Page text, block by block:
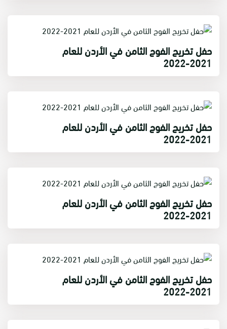
حفل تخريج الفوج الثامن في الأردن للعام
2021-2022
حفل تخريج الفوج الثامن في الأردن للعام
2021-2022
حفل تخريج الفوج الثامن في الأردن للعام
2021-2022
حفل تخريج الفوج الثامن في الأردن للعام
2021-2022